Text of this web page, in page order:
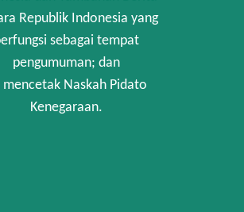
Republik Indonesia yang
sebagai tempat
pengumuman; dan
mencetak Naskah Pidato
Kenegaraan.